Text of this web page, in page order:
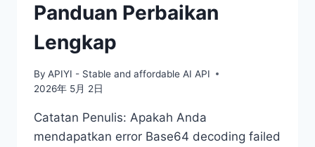
Panduan Perbaikan
Lengkap
By APIYI - Stable and affordable AI API
2026年 5月 2日
Catatan Penulis: Apakah Anda
mendapatkan error Base64 decoding failed